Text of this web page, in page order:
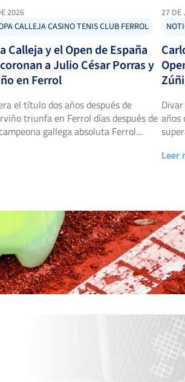
2026
CALLEJA CASINO TENIS CLUB FERROL
Calleja y el Open de España
a Julio César Porras y
en Ferrol
el título dos años después de
triunfa en Ferrol días después de
gallega absoluta Ferrol
Las pistas del Casino Ferrolano
27 DE
años
Club
Leer